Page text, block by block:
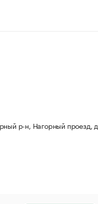
р-н, Нагорный проезд, д